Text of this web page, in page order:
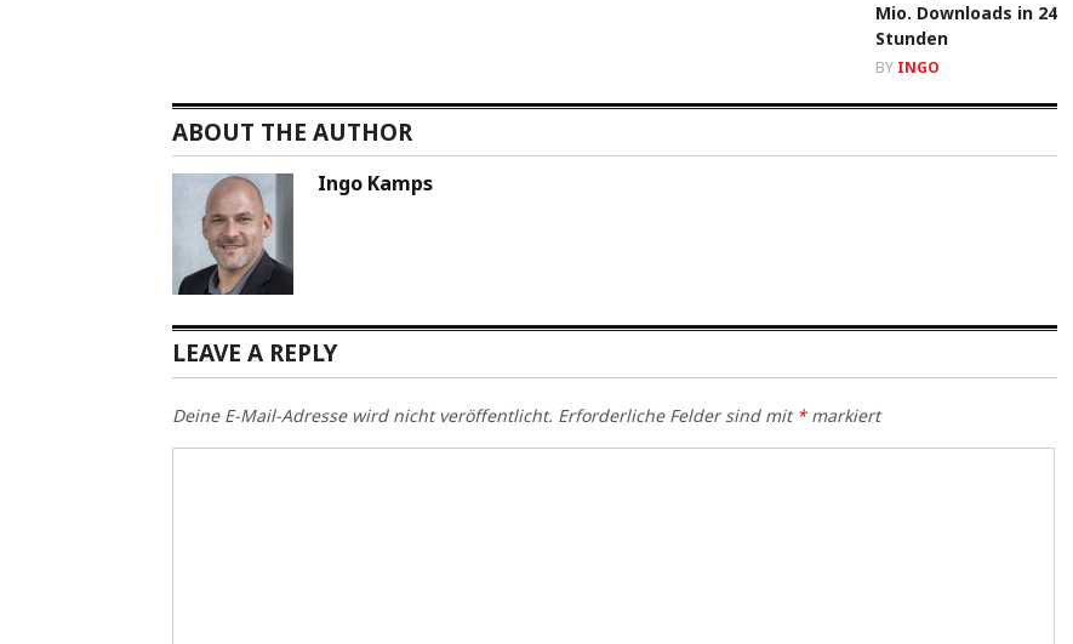
Mio. Downloads in 24
Stunden
BY INGO
ABOUT THE AUTHOR
Ingo Kamps
LEAVE A REPLY
Deine E-Mail-Adresse wird nicht veröffentlicht. Erforderliche Felder sind mit *markiert